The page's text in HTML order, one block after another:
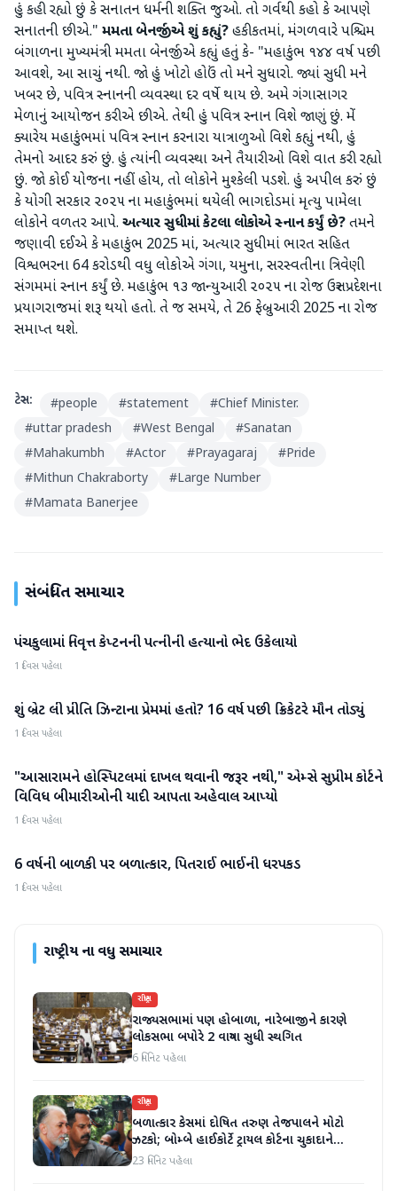
હું કહી રહ્યો છું કે સનાતન ધર્મની શક્તિ જુઓ. તો ગર્વથી કહો કે આપણે
સનાતની છીએ." મમતા બેનર્જીએ શું કહ્યું?હકીકતમાં, મંગળવારે પશ્ચિમ
બંગાળના મુખ્યમંત્રી મમતા બેનર્જીએ કહ્યું હતું કે- "મહાકુંભ ૧૪૪ વર્ષ પછી
આવશે, આ સાચું નથી. જો હું ખોટો હોઉં તો મને સુધારો. જ્યાં સુધી મને
ખબર છે, પવિત્ર સ્નાનની વ્યવસ્થા દર વર્ષે થાય છે. અમે ગંગાસાગર
મેળાનું આયોજન કરીએ છીએ. તેથી હું પવિત્ર સ્નાન વિશે જાણું છું. મેં
ક્યારેય મહાકુંભમાં પવિત્ર સ્નાન કરનારા યાત્રાળુઓ વિશે કહ્યું નથી, હું
તેમનો આદર કરું છું. હું ત્યાંની વ્યવસ્થા અને તૈયારીઓ વિશે વાત કરી રહ્યો
છું. જો કોઈ યોજના નહીં હોય, તો લોકોને મુશ્કેલી પડશે. હું અપીલ કરું છું
કે યોગી સરકાર ૨૦૨૫ ના મહાકુંભમાં થયેલી ભાગદોડમાં મૃત્યુ પામેલા
લોકોને વળતર આપે. અત્યાર સુધીમાં કેટલા લોકોએ સ્નાન કર્યું છે?તમને
જણાવી દઈએ કે મહાકુંભ 2025 માં, અત્યાર સુધીમાં ભારત સહિત
વિશ્વભરના 64 કરોડથી વધુ લોકોએ ગંગા, યમુના, સરસ્વતીના ત્રિવેણી
સંગમમાં સ્નાન કર્યું છે. મહાકુંભ ૧૩ જાન્યુઆરી ૨૦૨૫ ના રોજ ઉત્તર પ્રદેશના
પ્રયાગરાજમાં શરૂ થયો હતો. તે જ સમયે, તે 26 ફેબ્રુઆરી 2025 ના રોજ
સમાપ્ત થશે.
ટેગ્સ: #people #statement #Chief Minister.
#uttar pradesh #West Bengal #Sanatan
#Mahakumbh #Actor #Prayagaraj #Pride
#Mithun Chakraborty #Large Number
#Mamata Banerjee
સંબંધિત સમાચાર
રાષ્ટ્રીય
પંચકુલામાં નિવૃત્ત કેપ્ટનની પત્નીની હત્યાનો ભેદ ઉકેલાયો
1 દિવસ પહેલા
રાષ્ટ્રીય
શું બ્રેટ લી પ્રીતિ ઝિન્ટાના પ્રેમમાં હતો? 16 વર્ષ પછી ક્રિકેટરે મૌન તોડ્યું
1 દિવસ પહેલા
રાષ્ટ્રીય
"આસારામને હોસ્પિટલમાં દાખલ થવાની જરૂર નથી," એમ્સે સુપ્રીમ કોર્ટને
વિવિધ બીમારીઓની યાદી આપતા અહેવાલ આપ્યો
1 દિવસ પહેલા
રાષ્ટ્રીય
6 વર્ષની બાળકી પર બળાત્કાર, પિતરાઈ ભાઈની ધરપકડ
1 દિવસ પહેલા
રાષ્ટ્રીયના વધુ સમાચાર
રાષ્ટ્રીય
રાજ્યસભામાં પણ હોબાળા, નારેબાજીને કારણે
લોકસભા બપોરે 2 વાગ્યા સુધી સ્થગિત
6 મિનિટ પહેલા
રાષ્ટ્રીય
બળાત્કાર કેસમાં દોષિત તરુણ તેજપાલને મોટો
ઝટકો; બોમ્બે હાઈકોર્ટે ટ્રાયલ કોર્ટના ચુકાદાને
ઉલટાવી દીધો
23 મિનિટ પહેલા